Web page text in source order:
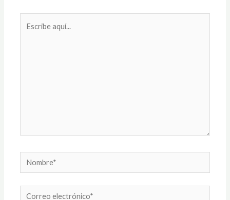
Nombre*
Correo